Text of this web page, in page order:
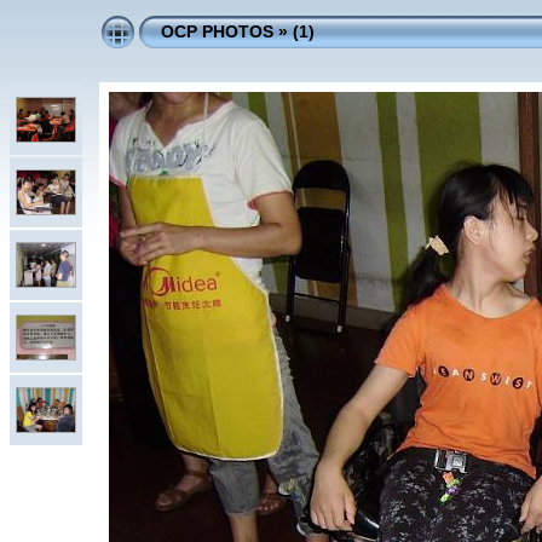
OCP PHOTOS»(1)